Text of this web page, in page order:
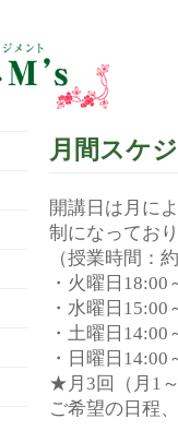
月間スケ
開講日は月に
制になってお
（授業時間：
・火曜日18:00
・水曜日15:00
・土曜日14:00
・日曜日14:00
★月3回（月1
ご希望の日程